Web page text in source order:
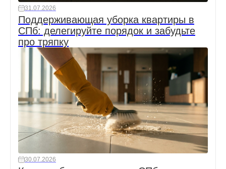
31.07.2026
Поддерживающая уборка квартиры в
СПб: делегируйте порядок и забудьте
про тряпку
30.07.2026